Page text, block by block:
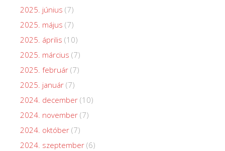
2025. június (7)
2025. május (7)
2025. április (10)
2025. március (7)
2025. február (7)
2025. január (7)
2024. december (10)
2024. november (7)
2024. október (7)
2024. szeptember (6)